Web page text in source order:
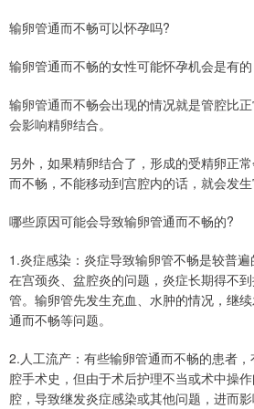
输卵管通而不畅可以怀孕吗?
输卵管通而不畅的女性可能怀孕机会是有的
输卵管通而不畅会出现的情况就是管腔比
会影响精卵结合。
另外，如果精卵结合了，形成的受精卵正
而不畅，不能移动到宫腔内的话，就会发生
哪些原因可能会导致输卵管通而不畅的?
1.炎症感染：炎症导致输卵管不畅是较普
在宫颈炎、盆腔炎的问题，炎症长期得不
管。输卵管先发生充血、水肿的情况，继
通而不畅等问题。
2.人工流产：有些输卵管通而不畅的患者
腔手术史，但由于术后护理不当或术中操
腔，导致继发炎症感染或其他问题，进而影